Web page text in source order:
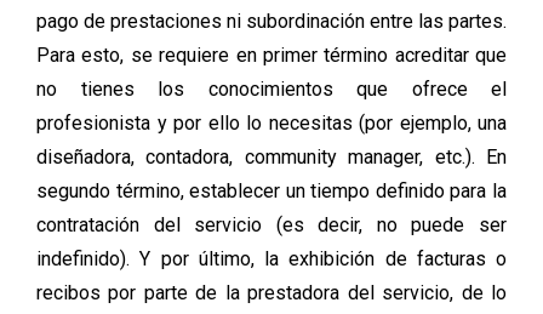
pago de prestaciones ni subordinación entre las partes.
Para esto, se requiere en primer término acreditar que
no tienes los conocimientos que ofrece el
profesionista y por ello lo necesitas (por ejemplo, una
diseñadora, contadora, community manager, etc.). En
segundo término, establecer un tiempo definido para la
contratación del servicio (es decir, no puede ser
indefinido). Y por último, la exhibición de facturas o
recibos por parte de la prestadora del servicio, de lo